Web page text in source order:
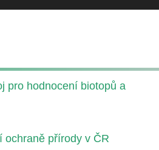
pro hodnocení biotopů a
ochraně přírody v ČR